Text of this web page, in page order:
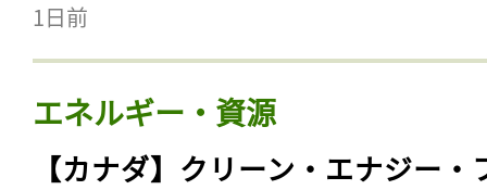
1日前
エネルギー・資源
【カナダ】クリーン・エナジー・